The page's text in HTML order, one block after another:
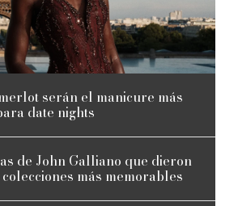
serán el manicure más
date nights
de John Galliano que dieron
más memorables